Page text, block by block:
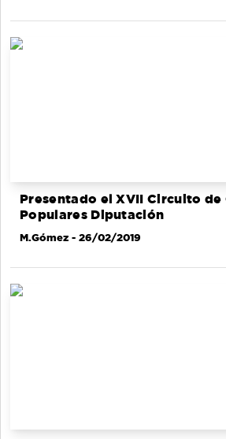
Presentado el XVII Circuito de
Populares Diputación
M.Gómez - 26/02/2019